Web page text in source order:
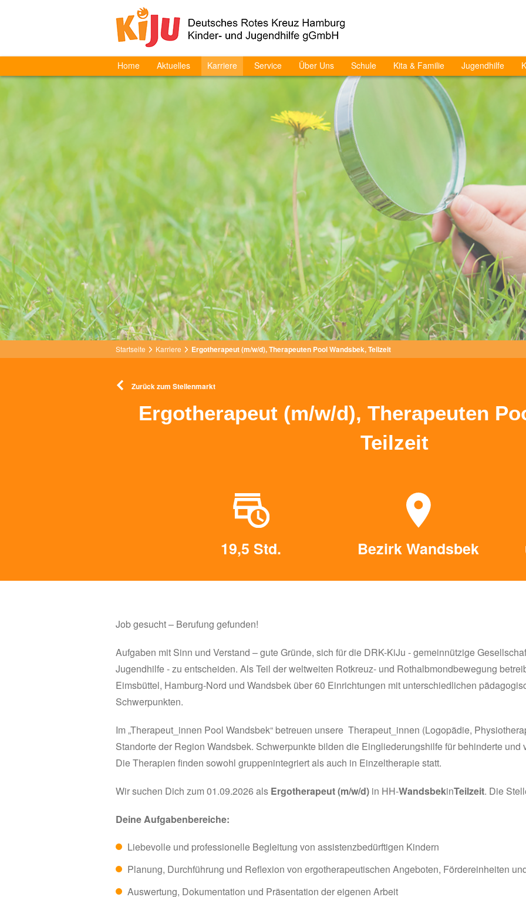
Home Aktuelles Karriere Service Über Uns Schule Kita & Familie Jugendhilfe
Startseite Karriere Ergotherapeut (m/w/d), Therapeuten Pool Wandsbek, Teilzeit
Zurück zum Stellenmarkt
Ergotherapeut (m/w/d), Therapeuten
Teilzeit
19,5 Std. Bezirk Wandsbek
Job gesucht – Berufung gefunden!
Aufgaben mit Sinn und Verstand – gute Gründe, sich für die DRK-KiJu - gemeinnützige
Jugendhilfe - zu entscheiden. Als Teil der weltweiten Rotkreuz- und Rothalbmondbewegung
Eimsbüttel, Hamburg-Nord und Wandsbek über 60 Einrichtungen mit unterschiedlichen
Schwerpunkten.
Im „Therapeut_innen Pool Wandsbek“ betreuen unsere Therapeut_innen (Logopädie,
Standorte der Region Wandsbek. Schwerpunkte bilden die Eingliederungshilfe für behinderte und
Die Therapien finden sowohl gruppenintegriert als auch in Einzeltherapie statt.
Wir suchen Dich zum 01.09.2026 als Ergotherapeut (m/w/d) in HH-WandsbekinTeilzeit. Die
Deine Aufgabenbereiche:
Liebevolle und professionelle Begleitung von assistenzbedürftigen Kindern
Planung, Durchführung und Reflexion von ergotherapeutischen Angeboten, Fördereinheiten
Auswertung, Dokumentation und Präsentation der eigenen Arbeit